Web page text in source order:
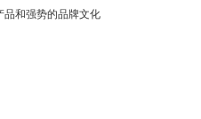
品和强势的品牌文化